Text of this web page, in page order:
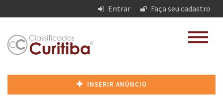
Entrar Faça seu cadastro
INSERIR ANÚNCIO